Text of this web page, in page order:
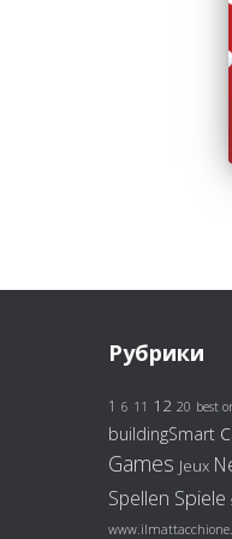
Рубрики
1 6 11 12 20 best
buildingSmart
Games Jeux
Spellen Spiele